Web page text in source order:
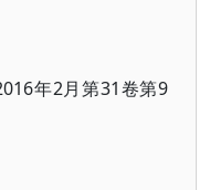
年2月第31卷第9